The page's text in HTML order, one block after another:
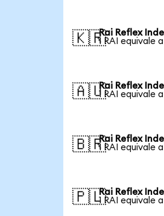
🇰🇷Rai Reflex
1 RAI equivale
🇦🇺Rai Reflex
1 RAI equivale
🇧🇷Rai Reflex
1 RAI equivale
🇵🇱Rai Reflex
1 RAI equivale